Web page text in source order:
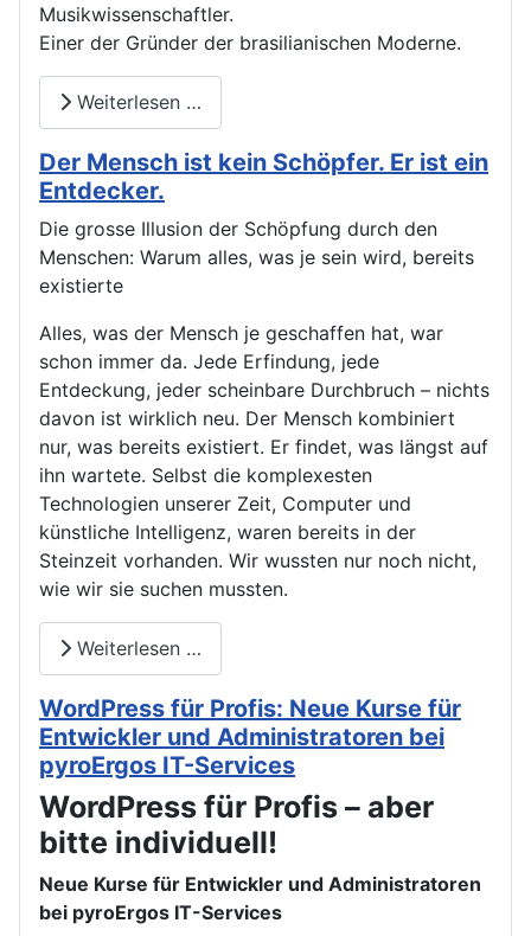
Musikwissenschaftler.
Einer der Gründer der brasilianischen Moderne.
Weiterlesen …
Der Mensch ist kein Schöpfer. Er ist ein
Entdecker.
Die grosse Illusion der Schöpfung durch den
Menschen: Warum alles, was je sein wird, bereits
existierte
Alles, was der Mensch je geschaffen hat, war
schon immer da. Jede Erfindung, jede
Entdeckung, jeder scheinbare Durchbruch – nichts
davon ist wirklich neu. Der Mensch kombiniert
nur, was bereits existiert. Er findet, was längst auf
ihn wartete. Selbst die komplexesten
Technologien unserer Zeit, Computer und
künstliche Intelligenz, waren bereits in der
Steinzeit vorhanden. Wir wussten nur noch nicht,
wie wir sie suchen mussten.
Weiterlesen …
WordPress für Profis: Neue Kurse für
Entwickler und Administratoren bei
pyroErgos IT-Services
WordPress für Profis – aber
bitte individuell!
Neue Kurse für Entwickler und Administratoren
bei pyroErgos IT-Services